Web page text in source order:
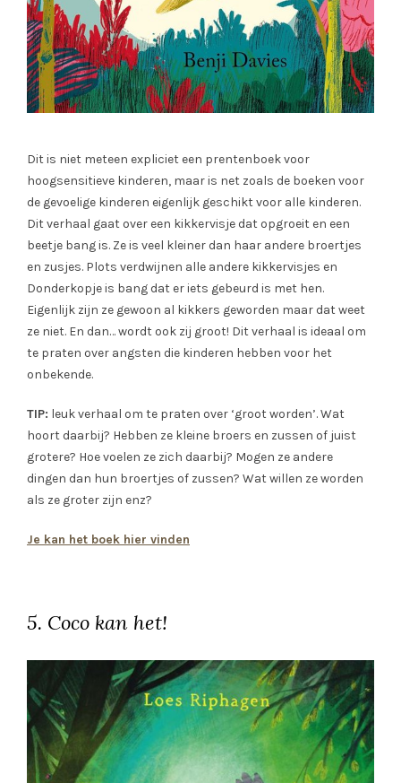
Dit is niet meteen expliciet een prentenboek voor
hoogsensitieve kinderen, maar is net zoals de boeken voor
de gevoelige kinderen eigenlijk geschikt voor alle kinderen.
Dit verhaal gaat over een kikkervisje dat opgroeit en een
beetje bang is. Ze is veel kleiner dan haar andere broertjes
en zusjes. Plots verdwijnen alle andere kikkervisjes en
Donderkopje is bang dat er iets gebeurd is met hen.
Eigenlijk zijn ze gewoon al kikkers geworden maar dat weet
ze niet. En dan… wordt ook zij groot! Dit verhaal is ideaal om
te praten over angsten die kinderen hebben voor het
onbekende.
TIP: leuk verhaal om te praten over ‘groot worden’. Wat
hoort daarbij? Hebben ze kleine broers en zussen of juist
grotere? Hoe voelen ze zich daarbij? Mogen ze andere
dingen dan hun broertjes of zussen? Wat willen ze worden
als ze groter zijn enz?
Je kan het boek hier vinden
5. Coco kan het!